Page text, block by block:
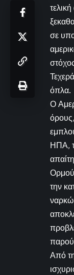
σε
όπλα.
Ο
ΗΠΑ,
την
Από